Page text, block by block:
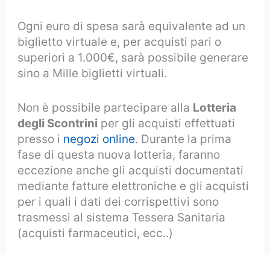
Ogni euro di spesa sarà equivalente ad un
biglietto virtuale e, per acquisti pari o
superiori a 1.000€, sarà possibile generare
sino a Mille biglietti virtuali.
Non è possibile partecipare alla Lotteria
degli Scontrini per gli acquisti effettuati
presso i negozi online. Durante la prima
fase di questa nuova lotteria, faranno
eccezione anche gli acquisti documentati
mediante fatture elettroniche e gli acquisti
per i quali i dati dei corrispettivi sono
trasmessi al sistema Tessera Sanitaria
(acquisti farmaceutici, ecc..)